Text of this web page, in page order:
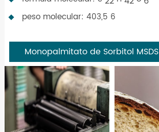
peso molecular: 403,5 6
Monopalmitato de Sorbitol MSDS